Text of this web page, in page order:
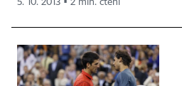
5. 10. 2013 ▪ 2 min. čtení